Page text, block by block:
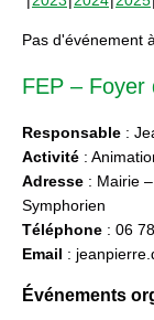
Pas d'événement
FEP – Foyer
Responsable :
Activité :
Adresse : Mairie
Symphorien
Téléphone : 06
Email :
Événements